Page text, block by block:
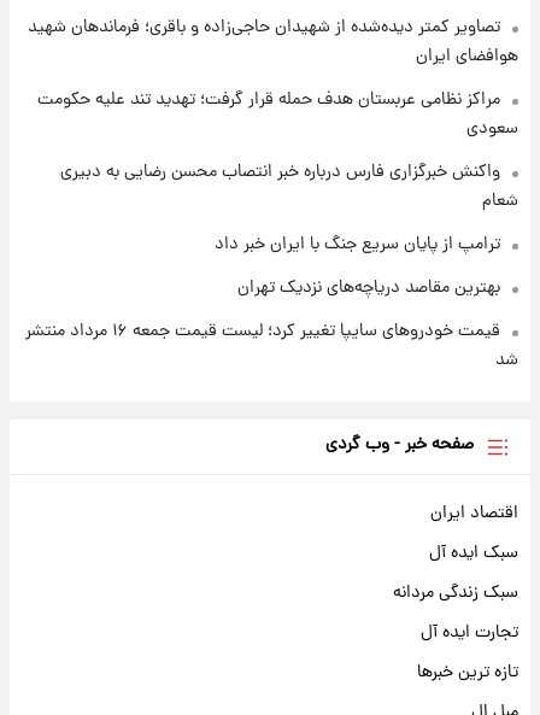
شارژ جدید کالابرگ برای سه دهک؛ جزئیات اعلام
تصاویر کمتر دیده‌شده از شهیدان حاجی‌زاده و باقری؛ فرماندهان شهید
هوافضای ایران
مراکز نظامی عربستان هدف حمله قرار گرفت؛ تهدید تند علیه حکومت
سعودی
واکنش خبرگزاری فارس درباره خبر انتصاب محسن رضایی به دبیری
شعام
ترامپ از پایان سریع جنگ با ایران خبر داد
بهترین مقاصد دریاچه‌های نزدیک تهران
قیمت خودروهای سایپا تغییر کرد؛ لیست قیمت جمعه ۱۶ مرداد منتشر
شد
صفحه خبر - وب گردی
اقتصاد ایران
سبک ایده آل
سبک زندگی مردانه
تجارت ایده آل
تازه ترین خبرها